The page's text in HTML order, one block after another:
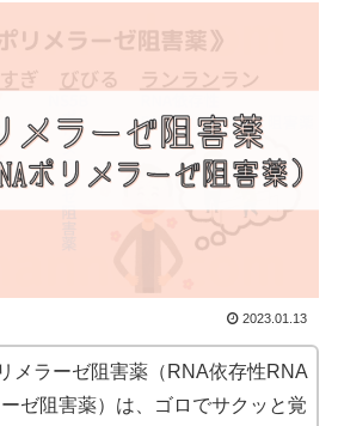
2023.01.13
メラーゼ阻害薬（RNA依存性RNA
ゼ阻害薬）は、ゴロでサクッと覚